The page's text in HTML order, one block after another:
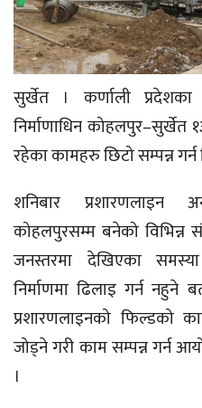
सुर्खेत । कर्णाली
निर्माणाधिन कोहलपुर–सुर्खेत
रहेका कामहरु छिटो सम्पन्न
शनिबार प्रशारणलाइन
कोहलपुरसम्म बनेको विभिन्न
जनस्तरमा देखिएका
निर्माणमा ढिलाइ गर्न
प्रशारणलाइनको फिल्डको
जोड्ने गरी काम सम्पन्न गर्न
।